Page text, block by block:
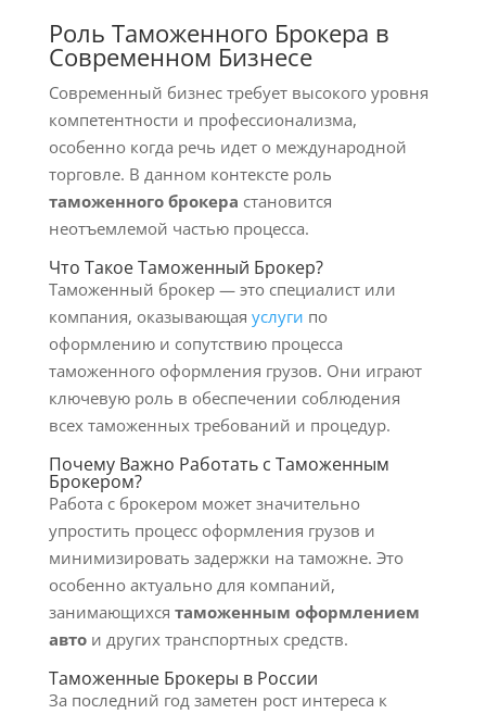
Роль Таможенного Брокера в
Современном Бизнесе
Современный бизнес требует высокого уровня
компетентности и профессионализма,
особенно когда речь идет о международной
торговле. В данном контексте роль
таможенного брокера становится
неотъемлемой частью процесса.
Что Такое Таможенный Брокер?
Таможенный брокер — это специалист или
компания, оказывающая услуги по
оформлению и сопутствию процесса
таможенного оформления грузов. Они играют
ключевую роль в обеспечении соблюдения
всех таможенных требований и процедур.
Почему Важно Работать с Таможенным
Брокером?
Работа с брокером может значительно
упростить процесс оформления грузов и
минимизировать задержки на таможне. Это
особенно актуально для компаний,
занимающихся таможенным оформлением
автои других транспортных средств.
Таможенные Брокеры в России
За последний год заметен рост интереса к